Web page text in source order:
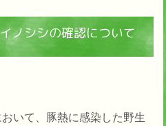
ノシシの確認について
いて、豚熱に感染した野生